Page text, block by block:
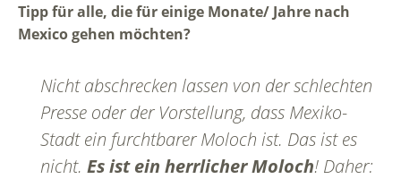
Tipp für alle, die für einige Monate/ Jahre nach
Mexico gehen möchten?
Nicht abschrecken lassen von der schlechten
Presse oder der Vorstellung, dass Mexiko-
Stadt ein furchtbarer Moloch ist. Das ist es
nicht. Es ist ein herrlicher Moloch! Daher: